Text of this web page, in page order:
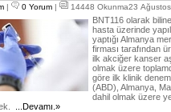
| 0 Yorum | 14448 Okunma23
BNT116 olarak
hasta üzerinde
yaptığı Almanya
firması tarafından
ilk akciğer kanser
olmak üzere
göre ilk klinik
(ABD), Almanya,
dahil olmak üzere
...Devamı.»